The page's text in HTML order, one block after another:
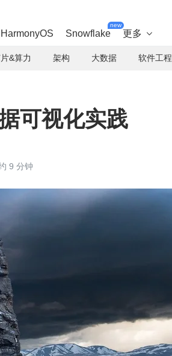
HarmonyOS Snowflake
new
更多 
&算力 架构 大数据 软件工程
可视化实践
9 分钟